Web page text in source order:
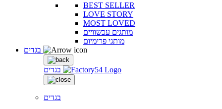
BEST SELLER
LOVE STORY
MOST LOVED
מותגים עכשוויים
מותגי פרימיום
בגדים
בגדים